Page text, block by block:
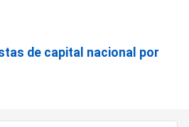
de capital nacional por